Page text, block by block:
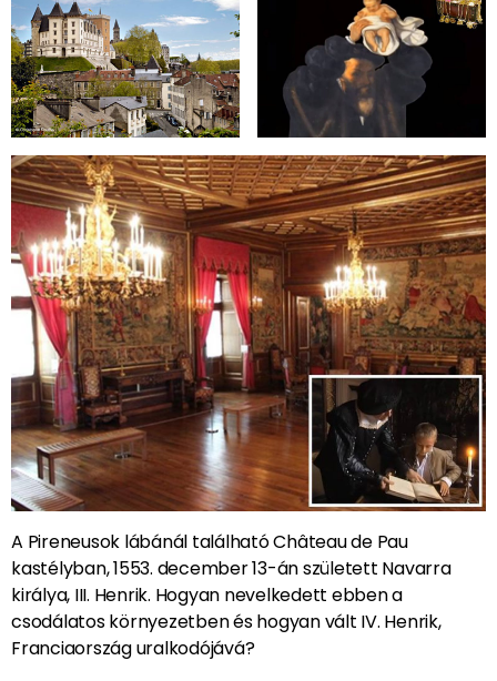
A Pireneusok lábánál található Château de Pau
kastélyban, 1553. december 13-án született Navarra
királya, III. Henrik. Hogyan nevelkedett ebben a
csodálatos környezetben és hogyan vált IV. Henrik,
Franciaország uralkodójává?